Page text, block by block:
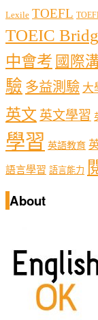
Lexile TOEFL
TOEIC
中會考 國際
驗 多益測驗 大
英文 英文學習
學習 英語教育
語言學習 語言能力
About